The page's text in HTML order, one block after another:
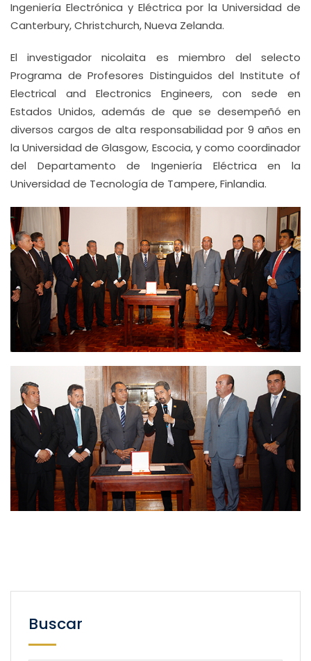
Ingeniería Electrónica y Eléctrica por la Universidad de
Canterbury, Christchurch, Nueva Zelanda.
El investigador nicolaita es miembro del selecto
Programa de Profesores Distinguidos del Institute of
Electrical and Electronics Engineers, con sede en
Estados Unidos, además de que se desempeñó en
diversos cargos de alta responsabilidad por 9 años en
la Universidad de Glasgow, Escocia, y como coordinador
del Departamento de Ingeniería Eléctrica en la
Universidad de Tecnología de Tampere, Finlandia.
Buscar